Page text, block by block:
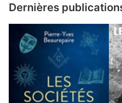
Dernières